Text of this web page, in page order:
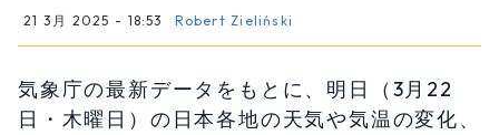
21 3月 2025 - 18:53 Robert Zieliński
気象庁の最新データをもとに、明日（3月22
日・木曜日）の日本各地の天気や気温の変化、